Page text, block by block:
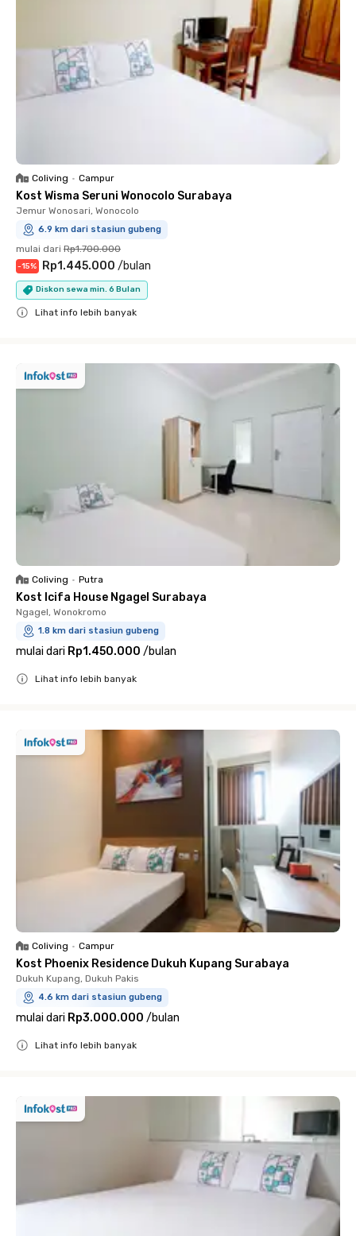
Coliving • Campur
Kost Wisma Seruni Wonocolo Surabaya
Jemur Wonosari, Wonocolo
6.9 km dari stasiun gubeng
mulai dari Rp1.700.000
-15% Rp1.445.000 /bulan
Diskon sewa min. 6 Bulan
Lihat info lebih banyak
Coliving • Putra
Kost Icifa House Ngagel Surabaya
Ngagel, Wonokromo
1.8 km dari stasiun gubeng
mulai dari Rp1.450.000 /bulan
Lihat info lebih banyak
Coliving • Campur
Kost Phoenix Residence Dukuh Kupang Surabaya
Dukuh Kupang, Dukuh Pakis
4.6 km dari stasiun gubeng
mulai dari Rp3.000.000 /bulan
Lihat info lebih banyak